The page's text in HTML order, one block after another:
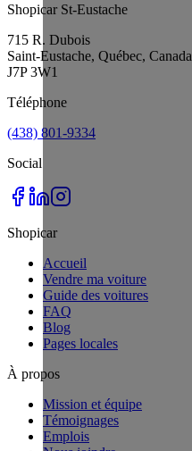
Shopicar St-Eustache
715 R. Dubois
Saint-Eustache, Québec, Canada
J7P 3W1
Téléphone
(438) 801-9334
Social
Shopicar
Accueil
Vendre ma voiture
Guide des voitures
FAQ
Blog
Pages locales
À propos
Mission et équipe
Témoignages
Emplois